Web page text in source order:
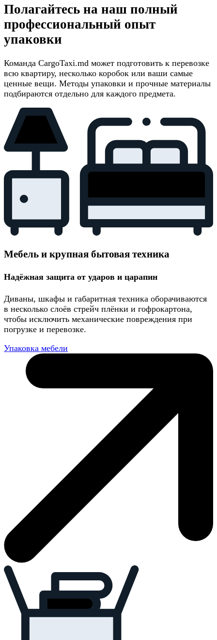
Полагайтесь на наш полный
профессиональный опыт
упаковки
Команда CargoTaxi.md может подготовить к перевозке
всю квартиру, несколько коробок или ваши самые
ценные вещи. Методы упаковки и прочные материалы
подбираются отдельно для каждого предмета.
Мебель и крупная бытовая техника
Надёжная защита от ударов и царапин
Диваны, шкафы и габаритная техника оборачиваются
в несколько слоёв стрейч плёнки и гофрокартона,
чтобы исключить механические повреждения при
погрузке и перевозке.
Упаковка мебели